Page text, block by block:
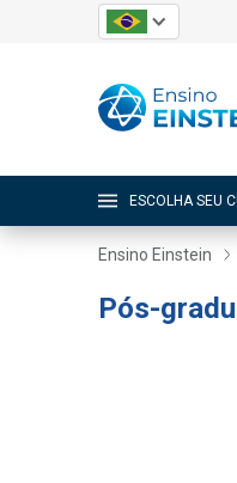
ESCOLHA SEU
Ensino Einstein
Pós-